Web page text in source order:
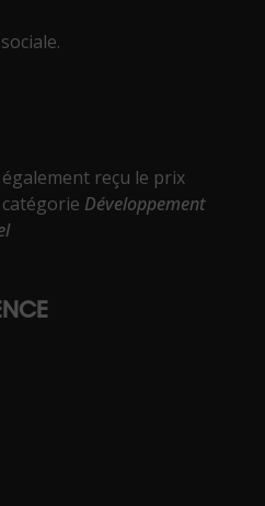
reçu le prix
catégorie Développement